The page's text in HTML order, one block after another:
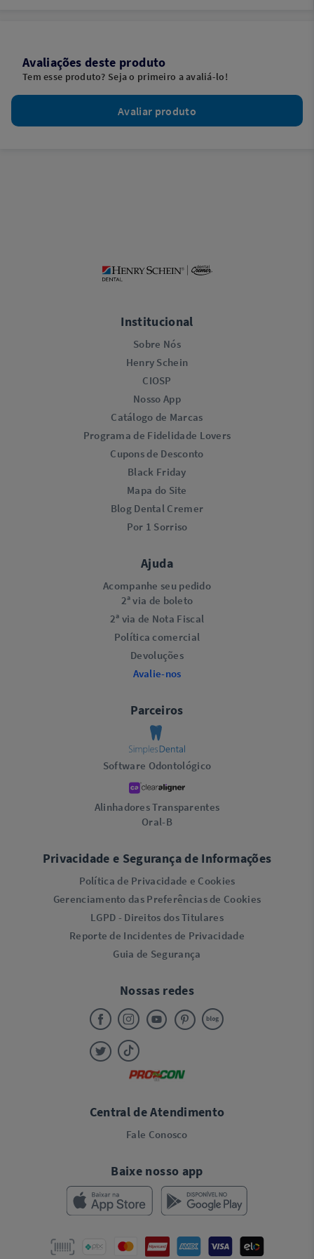
Avaliações deste produto
Tem esse produto? Seja o primeiro a avaliá-lo!
Avaliar produto
Institucional
Sobre Nós
Henry Schein
CIOSP
Nosso App
Catálogo de Marcas
Programa de Fidelidade Lovers​
Cupons de Desconto
Black Friday
Mapa do Site
Blog Dental Cremer
Por 1 Sorriso
Ajuda
Acompanhe seu pedido
2ª via de boleto
2ª via de Nota Fiscal
Política comercial
Devoluções
Avalie-nos
Parceiros
Software Odontológico
Alinhadores Transparentes
Oral-B
Privacidade e Segurança de Informações
Política de Privacidade e Cookies
Gerenciamento das Preferências de Cookies
LGPD - Direitos dos Titulares
Reporte de Incidentes de Privacidade
Guia de Segurança
Nossas redes
Central de Atendimento
Fale Conosco
Baixe nosso app